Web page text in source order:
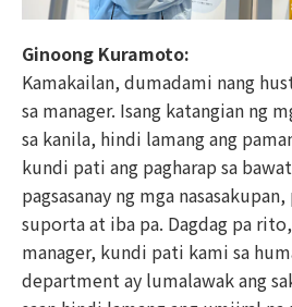
Ginoong Kuramoto:
Kamakailan, dumadami nang
sa manager. Isang katangian ng
sa kanila, hindi lamang ang
kundi pati ang pagharap sa
pagsasanay ng mga
suporta at iba pa. Dagdag pa
manager, kundi pati kami sa
department ay lumalawak ang